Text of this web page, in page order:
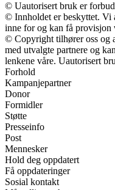
© Uautorisert bruk er
© Innholdet er beskyttet. Vi
inne for og kan få provisjon
© Copyright tilhører oss og
med utvalgte partnere og
lenkene våre. Uautorisert
Forhold
Kampanjepartner
Donor
Formidler
Støtte
Presseinfo
Post
Mennesker
Hold deg oppdatert
Få oppdateringer
Sosial kontakt